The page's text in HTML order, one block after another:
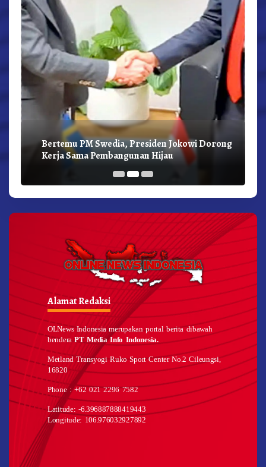
Bertemu PM Swedia, Presiden Jokowi Dorong
Kerja Sama Pembangunan Hijau
Alamat Redaksi
OLNews Indonesia merupakan portal berita dibawah
benderaPT Media Info Indonesia.
Metland Transyogi Ruko Sport Center No.2 Cileungsi,
16820
Phone : +62 021 2296 7582
Latitude: -6.396887888419443
Longitude: 106.976032927892